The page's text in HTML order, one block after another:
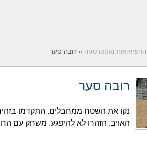
הרפתקאות ואסטרטגיה » רובה סער
רובה סער
נקו את השטח ממחבלים. התקדמו
האויב. הזהרו לא להיפגע. משחק עם